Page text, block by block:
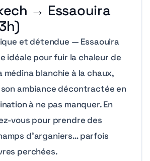
→ Essaouira
et détendue — Essaouira
idéale pour fuir la chaleur de
médina blanchie à la chaux,
ambiance décontractée en
à ne pas manquer. En
vous pour prendre des
d’arganiers… parfois
perchées.